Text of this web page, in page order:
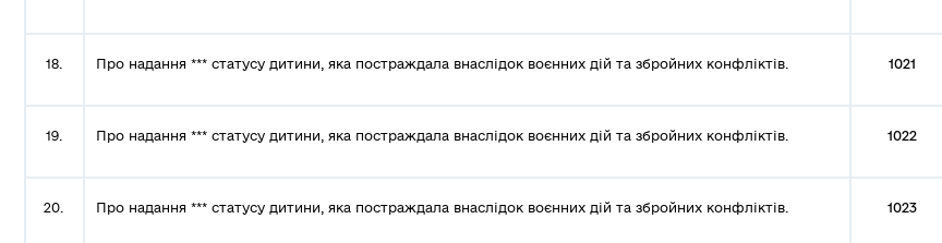
18. Про надання *** статусу дитини, яка постраждала внаслідок воєнних дій та збройних конфліктів. 1021
19. Про надання *** статусу дитини, яка постраждала внаслідок воєнних дій та збройних конфліктів. 1022
20. Про надання *** статусу дитини, яка постраждала внаслідок воєнних дій та збройних конфліктів. 1023